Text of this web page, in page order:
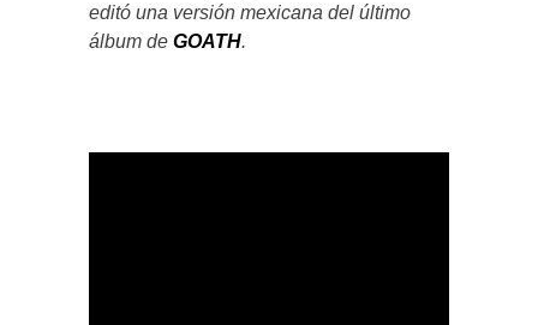
editó una versión mexicana del último
álbum de GOATH.